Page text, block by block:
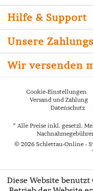
Hilfe & Support
Unsere
Wir versenden
Cookie-Einstellungen
Versand und Zahlung
Datenschutz
* Alle Preise inkl. gesetzl.
© 2026 Schlettau-Online -
Diese Website